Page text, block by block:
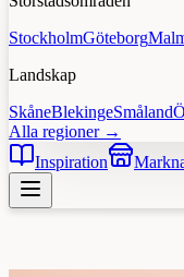
StockholmGöteborg
Landskap
SkåneBlekingeSmåland
Alla regioner →
Inspiration